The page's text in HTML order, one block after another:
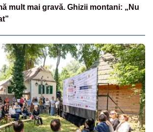
mult mai gravă. Ghizii montani: „Nu